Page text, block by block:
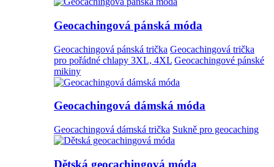
Geocachingová pánská móda
Geocachingová pánská trička Geocachingová trička
pro pořádné chlapy 3XL, 4XL Geocachingové pánské
mikiny
Geocachingová dámská móda
Geocachingová dámská trička Sukně pro geocaching
Dětská geocachingová móda